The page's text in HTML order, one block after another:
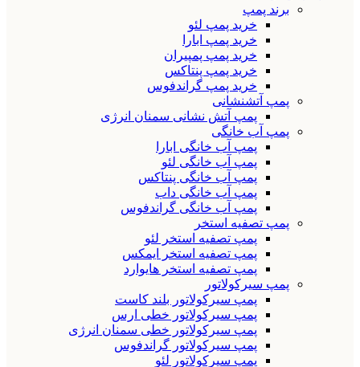
برند پمپ
خرید پمپ لئو
خرید پمپ ابارا
خرید پمپ پمپیران
خرید پمپ پنتاکس
خرید پمپ گراندفوس
پمپ آتشنشانی
پمپ آتش نشانی سمنان انرژی
پمپ آب خانگی
پمپ آب خانگی ابارا
پمپ آب خانگی لئو
پمپ آب خانگی پنتاکس
پمپ آب خانگی داب
پمپ آب خانگی گراندفوس
پمپ تصفیه استخر
پمپ تصفیه استخر لئو
پمپ تصفیه استخر ایمکس
پمپ تصفیه استخر هایوارد
پمپ سیرکولاتور
پمپ سیرکولاتور بلند کاست
پمپ سیرکولاتور خطی ارس
پمپ سیرکولاتور خطی سمنان انرژی
پمپ سیرکولاتور گراندفوس
پمپ سیرکولاتور لئو